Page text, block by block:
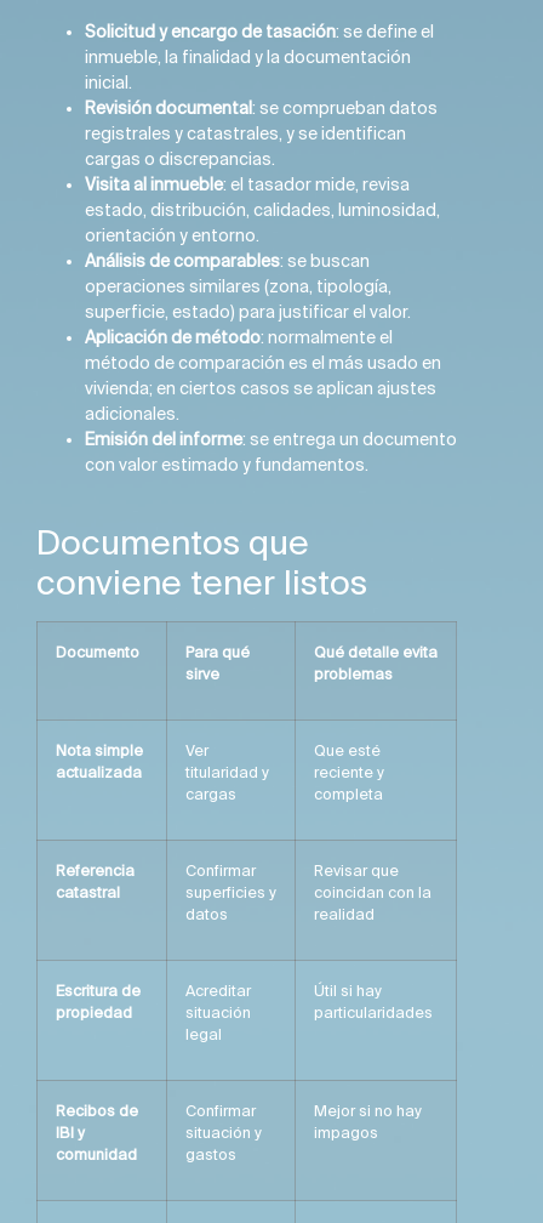
Solicitud y encargo de tasación: se define el
inmueble, la finalidad y la documentación
inicial.
Revisión documental: se comprueban datos
registrales y catastrales, y se identifican
cargas o discrepancias.
Visita al inmueble: el tasador mide, revisa
estado, distribución, calidades, luminosidad,
orientación y entorno.
Análisis de comparables: se buscan
operaciones similares (zona, tipología,
superficie, estado) para justificar el valor.
Aplicación de método: normalmente el
método de comparación es el más usado en
vivienda; en ciertos casos se aplican ajustes
adicionales.
Emisión del informe: se entrega un documento
con valor estimado y fundamentos.
Documentos que
conviene tener listos
Documento
Para qué
sirve
Qué detalle evita
problemas
Nota simple
actualizada
Ver
titularidad y
cargas
Que esté
reciente y
completa
Referencia
catastral
Confirmar
superficies y
datos
Revisar que
coincidan con la
realidad
Escritura de
propiedad
Acreditar
situación
legal
Útil si hay
particularidades
Recibos de
IBI y
comunidad
Confirmar
situación y
gastos
Mejor si no hay
impagos